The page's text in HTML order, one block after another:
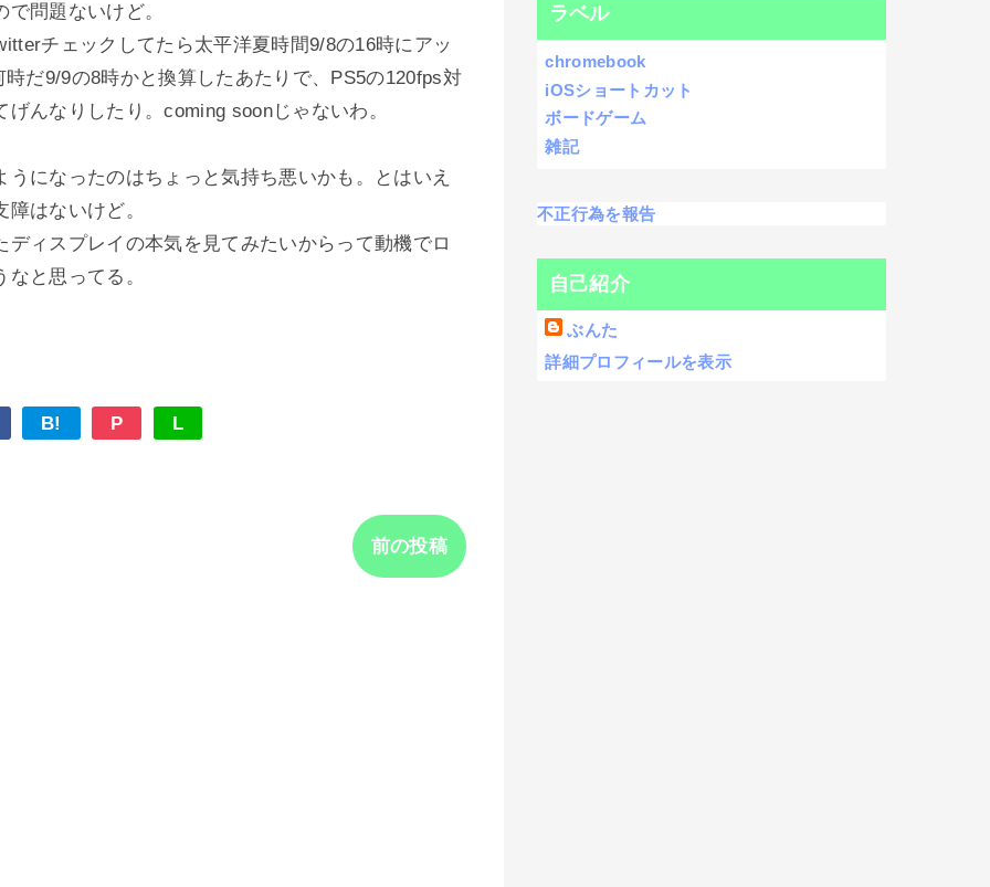
問題ないけど。
チェックしてたら太平洋夏時間9/8の16時にアッ
だ9/9の8時かと換算したあたりで、PS5の120fps対
んなりしたり。coming soonじゃないわ。
になったのはちょっと気持ち悪いかも。とはいえ
はないけど。
ィスプレイの本気を見てみたいからって動機でロ
と思ってる。
B! P L
前の投稿
ラベル
chromebook
iOSショートカット
ボードゲーム
雑記
不正行為を報告
自己紹介
ぶんた
詳細プロフィールを表示